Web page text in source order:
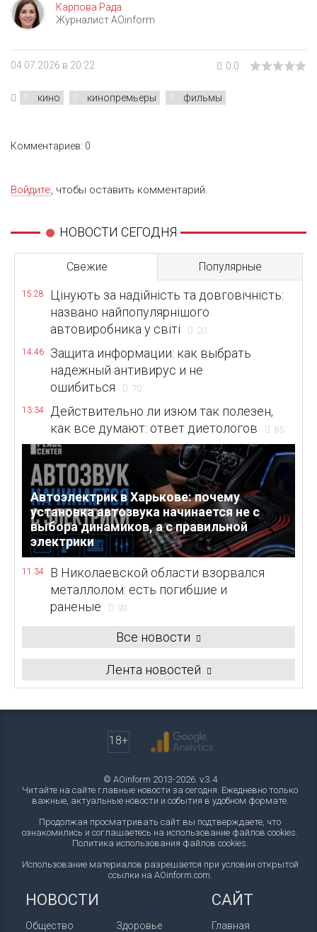
Карпова Рада
Журналист AOinform
04.07.2026 в 20:22 0.0
кино кинопремьеры фильмы
Комментариев: 0
Войдите, чтобы оставить комментарий.
НОВОСТИ СЕГОДНЯ
Свежие Популярные
15:28
Цінують за надійність та довговічність:
названо найпопулярнішого
автовиробника у світі
20
14:46
Защита информации: как выбрать
надежный антивирус и не
ошибиться
70
13:34
Действительно ли изюм так полезен,
как все думают: ответ диетологов
85
Автоэлектрик в Харькове: почему
установка автозвука начинается не с
выбора динамиков, а с правильной
электрики
11:34
В Николаевской области взорвался
металлолом: есть погибшие и
раненые
93
Все новости
Лента новостей
18+
© AOinform 2013-2026. v.3.4
Читайте на сайте главные новости за сегодня. Ежедневно только
важные, актуальные новости и события в удобном формате.
Продолжая просматривать сайт вы подтверждаете, что
ознакомились и соглашаетесь на использование файлов cookies.
Политика использования файлов cookies.
Использование материалов разрешается при условии открытой
ссылки на AOinform.com.
НОВОСТИ
Общество
Здоровье
САЙТ
Главная